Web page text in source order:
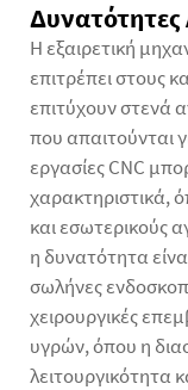
Δυνατότητες
Η εξαιρετική
επιτρέπει στους
επιτύχουν στενά
που απαιτούνται
εργασίες CNC
χαρακτηριστικά,
και εσωτερικούς
η δυνατότητα
σωλήνες
χειρουργικές
υγρών, όπου η
λειτουργικότητα